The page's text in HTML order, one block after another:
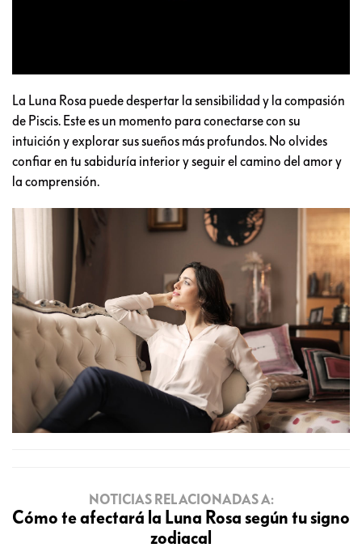
La Luna Rosa puede despertar la sensibilidad y la compasión
de Piscis. Este es un momento para conectarse con su
intuición y explorar sus sueños más profundos. No olvides
confiar en tu sabiduría interior y seguir el camino del amor y
la comprensión.
NOTICIAS RELACIONADAS A:
Cómo te afectará la Luna Rosa según tu signo
zodiacal